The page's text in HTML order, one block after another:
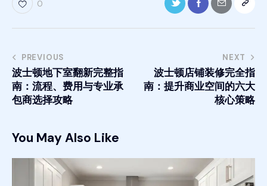
0
PREVIOUS
波士顿地下室翻新完整指
南：流程、费用与专业承
包商选择攻略
NEXT
波士顿店铺装修完全指
南：提升商业空间的六大
核心策略
You May Also Like